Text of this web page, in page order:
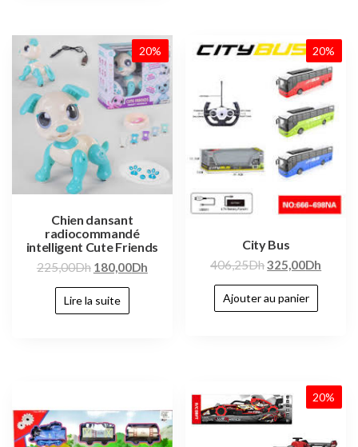
20%
Chien dansant
radiocommandé
intelligent Cute Friends
225,00Dh 180,00Dh
Lire la suite
20%
City Bus
406,25Dh325,00Dh
Ajouter au panier
20%